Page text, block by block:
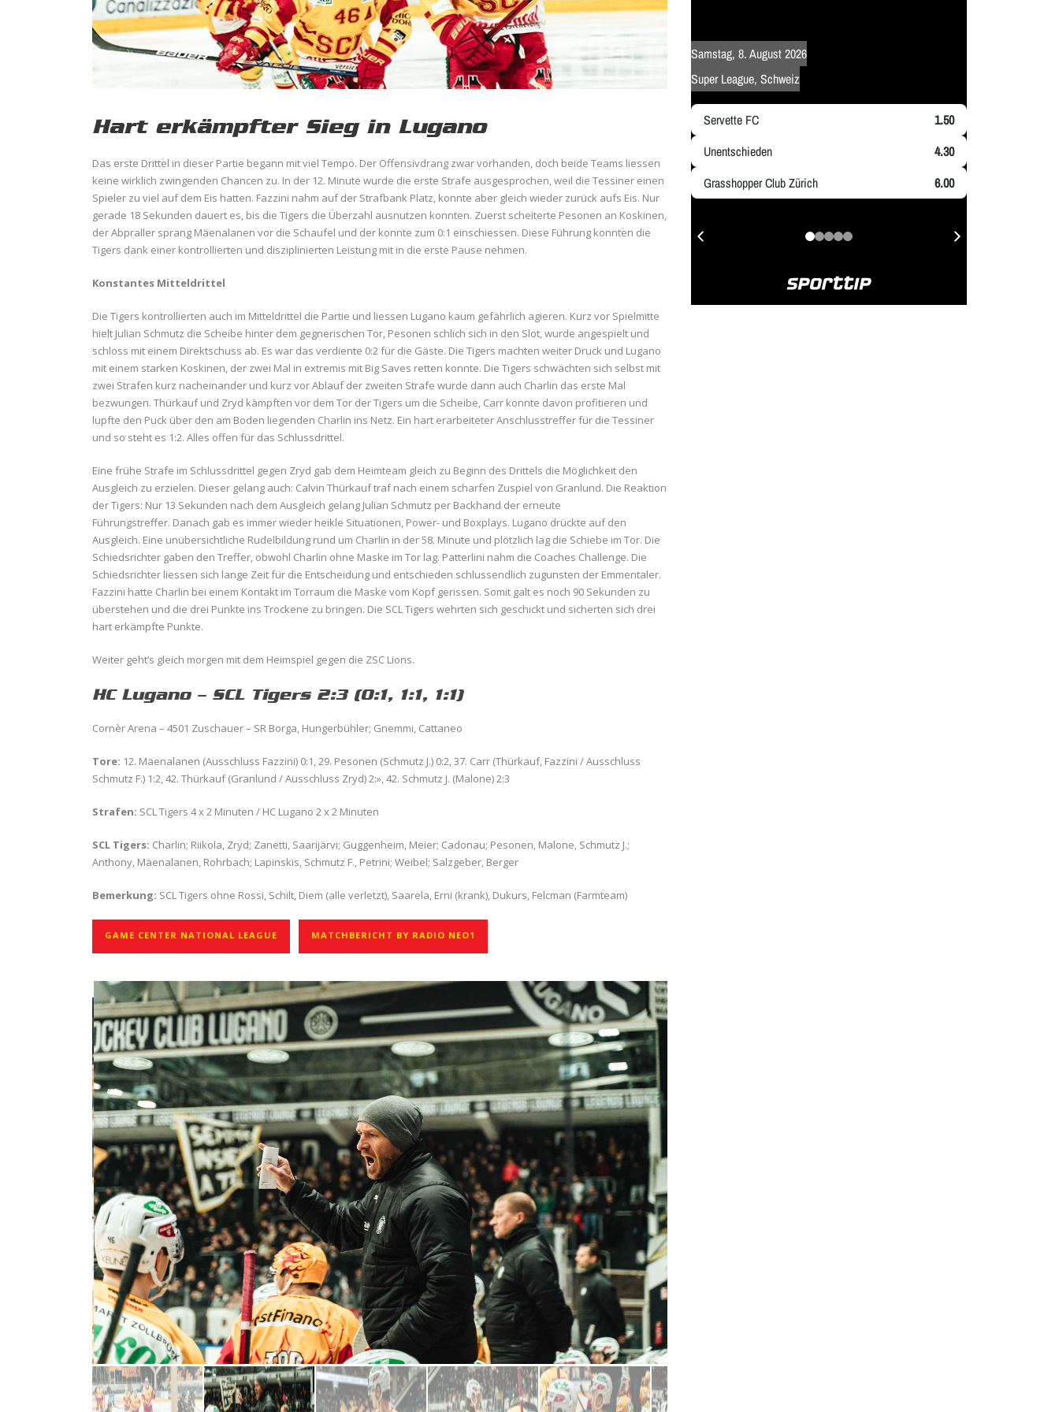
Hart erkämpfter Sieg in Lugano
Das erste Drittel in dieser Partie begann mit viel Tempo. Der Offensivdrang zwar vorhanden, doch beide Teams liessen
keine wirklich zwingenden Chancen zu. In der 12. Minute wurde die erste Strafe ausgesprochen, weil die Tessiner einen
Spieler zu viel auf dem Eis hatten. Fazzini nahm auf der Strafbank Platz, konnte aber gleich wieder zurück aufs Eis. Nur
gerade 18 Sekunden dauert es, bis die Tigers die Überzahl ausnutzen konnten. Zuerst scheiterte Pesonen an Koskinen,
der Abpraller sprang Mäenalanen vor die Schaufel und der konnte zum 0:1 einschiessen. Diese Führung konnten die
Tigers dank einer kontrollierten und disziplinierten Leistung mit in die erste Pause nehmen.
Konstantes Mitteldrittel
Die Tigers kontrollierten auch im Mitteldrittel die Partie und liessen Lugano kaum gefährlich agieren. Kurz vor Spielmitte
hielt Julian Schmutz die Scheibe hinter dem gegnerischen Tor, Pesonen schlich sich in den Slot, wurde angespielt und
schloss mit einem Direktschuss ab. Es war das verdiente 0:2 für die Gäste. Die Tigers machten weiter Druck und Lugano
mit einem starken Koskinen, der zwei Mal in extremis mit Big Saves retten konnte. Die Tigers schwächten sich selbst mit
zwei Strafen kurz nacheinander und kurz vor Ablauf der zweiten Strafe wurde dann auch Charlin das erste Mal
bezwungen. Thürkauf und Zryd kämpften vor dem Tor der Tigers um die Scheibe, Carr konnte davon profitieren und
lupfte den Puck über den am Boden liegenden Charlin ins Netz. Ein hart erarbeiteter Anschlusstreffer für die Tessiner
und so steht es 1:2. Alles offen für das Schlussdrittel.
Eine frühe Strafe im Schlussdrittel gegen Zryd gab dem Heimteam gleich zu Beginn des Drittels die Möglichkeit den
Ausgleich zu erzielen. Dieser gelang auch: Calvin Thürkauf traf nach einem scharfen Zuspiel von Granlund. Die Reaktion
der Tigers: Nur 13 Sekunden nach dem Ausgleich gelang Julian Schmutz per Backhand der erneute
Führungstreffer. Danach gab es immer wieder heikle Situationen, Power- und Boxplays. Lugano drückte auf den
Ausgleich. Eine unübersichtliche Rudelbildung rund um Charlin in der 58. Minute und plötzlich lag die Schiebe im Tor. Die
Schiedsrichter gaben den Treffer, obwohl Charlin ohne Maske im Tor lag. Patterlini nahm die Coaches Challenge. Die
Schiedsrichter liessen sich lange Zeit für die Entscheidung und entschieden schlussendlich zugunsten der Emmentaler.
Fazzini hatte Charlin bei einem Kontakt im Torraum die Maske vom Kopf gerissen. Somit galt es noch 90 Sekunden zu
überstehen und die drei Punkte ins Trockene zu bringen. Die SCL Tigers wehrten sich geschickt und sicherten sich drei
hart erkämpfte Punkte.
Weiter geht’s gleich morgen mit dem Heimspiel gegen die ZSC Lions.
HC Lugano – SCL Tigers 2:3 (0:1, 1:1, 1:1)
Cornèr Arena – 4501 Zuschauer – SR Borga, Hungerbühler; Gnemmi, Cattaneo
Tore: 12. Mäenalanen (Ausschluss Fazzini) 0:1, 29. Pesonen (Schmutz J.) 0:2, 37. Carr (Thürkauf, Fazzini / Ausschluss
Schmutz F.) 1:2, 42. Thürkauf (Granlund / Ausschluss Zryd) 2:», 42. Schmutz J. (Malone) 2:3
Strafen: SCL Tigers 4 x 2 Minuten / HC Lugano 2 x 2 Minuten
SCL Tigers: Charlin; Riikola, Zryd; Zanetti, Saarijärvi; Guggenheim, Meier; Cadonau; Pesonen, Malone, Schmutz J.;
Anthony, Mäenalanen, Rohrbach; Lapinskis, Schmutz F., Petrini; Weibel; Salzgeber, Berger
Bemerkung: SCL Tigers ohne Rossi, Schilt, Diem (alle verletzt), Saarela, Erni (krank), Dukurs, Felcman (Farmteam)
GAME CENTER NATIONAL LEAGUE MATCHBERICHT BY RADIO NEO1